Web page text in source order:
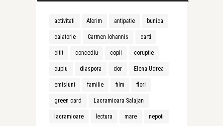
activitati Aferim antipatie bunica
calatorie Carmen Iohannis carti
citit concediu copii coruptie
cuplu diaspora dor Elena Udrea
emisiuni familie film flori
green card Lacramioara Salajan
lacramioare lectura mare nepoti